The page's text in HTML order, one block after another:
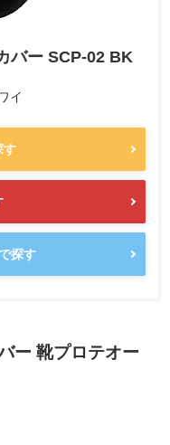
バー SCP-02 BK
イ
す
探す
ー 靴プロテオー